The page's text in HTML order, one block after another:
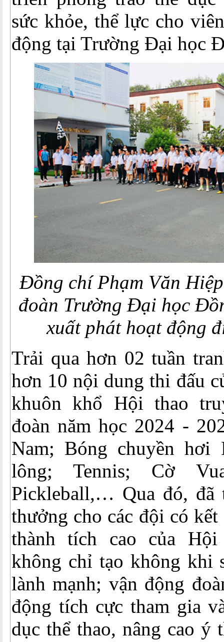
sức khỏe, thể lực cho
động tại Trường Đại học
Đồng chí Phạm Văn
đoàn Trường Đại học
xuất phát hoạt động
Trải qua hơn 02 tuần
hơn 10 nội dung thi đấu
khuôn khổ Hội thao
đoàn năm học 2024 -
Nam; Bóng chuyền hơi
lông; Tennis; Cờ
Pickleball,… Qua đó, đã
thưởng cho các đội có kết
thành tích cao của
không chỉ tạo không khi
lành mạnh; vận động
động tích cực tham gia
dục thể thao, nâng cao ý